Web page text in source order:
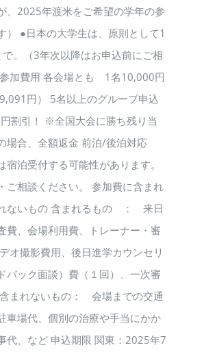
、2025年渡米をご希望の学年の参
） ●日本の大学生は、原則として1
。（3年次以降はお申込前にご相
加費用 各会場とも 1名10,000円
9,091円） 5名以上のグループ申込
割引！ ※全国大会に勝ち残り当
場合、全額返金 前泊/後泊対応
宿泊受付する可能性があります。
ご相談ください。 参加費に含まれ
ないもの 含まれるもの ： 来日
費、会場利用費、トレーナー・審
オ撮影費用、後日進学カウンセリ
バック面談）費（１回）、一次審
まれないもの： 会場までの交通
車場代、個別の治療や手当にかか
代、など 申込期限 関東：2025年7